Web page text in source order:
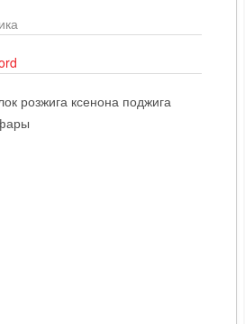
розжига ксенона поджига